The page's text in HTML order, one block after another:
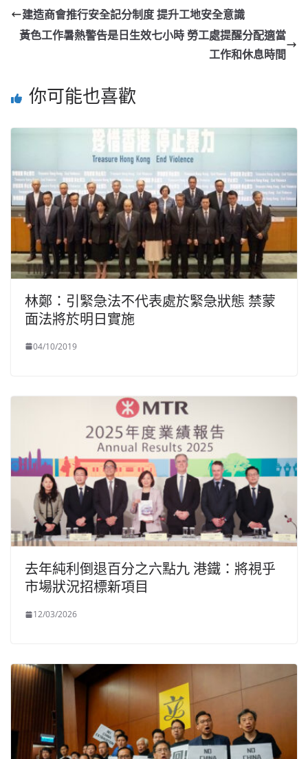
建造商會推行安全記分制度 提升工地安全意識
黃色工作暑熱警告是日生效七小時 勞工處提醒分配適當
工作和休息時間
你可能也喜歡
林鄭：引緊急法不代表處於緊急狀態 禁蒙
面法將於明日實施
04/10/2019
去年純利倒退百分之六點九 港鐵：將視乎
市場狀況招標新項目
12/03/2026